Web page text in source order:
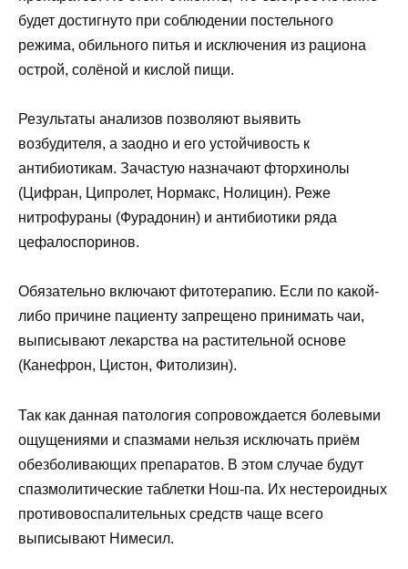
будет достигнуто при соблюдении постельного
режима, обильного питья и исключения из рациона
острой, солёной и кислой пищи.
Результаты анализов позволяют выявить
возбудителя, а заодно и его устойчивость к
антибиотикам. Зачастую назначают фторхинолы
(Цифран, Ципролет, Нормакс, Нолицин). Реже
нитрофураны (Фурадонин) и антибиотики ряда
цефалоспоринов.
Обязательно включают фитотерапию. Если по какой-
либо причине пациенту запрещено принимать чаи,
выписывают лекарства на растительной основе
(Канефрон, Цистон, Фитолизин).
Так как данная патология сопровождается болевыми
ощущениями и спазмами нельзя исключать приём
обезболивающих препаратов. В этом случае будут
спазмолитические таблетки Нош-па. Их нестероидных
противовоспалительных средств чаще всего
выписывают Нимесил.